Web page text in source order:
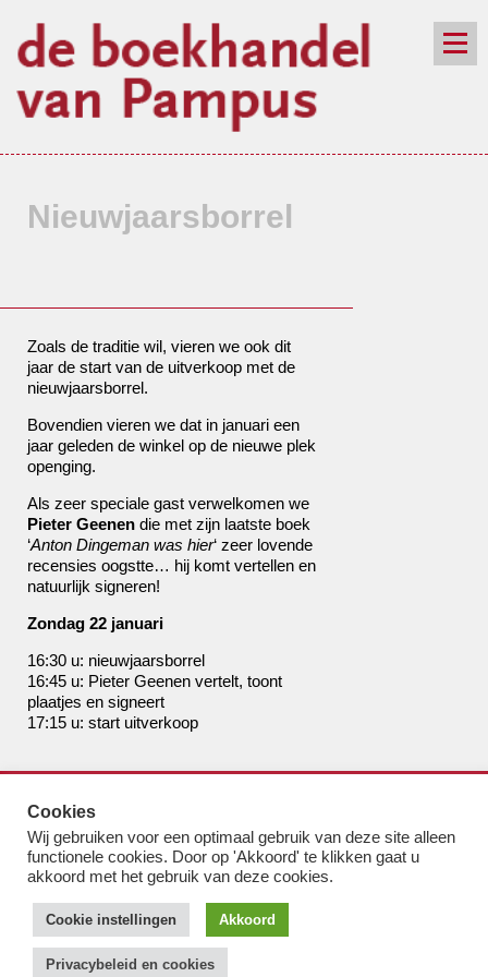
Nieuwjaarsborrel
Zoals de traditie wil, vieren we ook dit
jaar de start van de uitverkoop met de
nieuwjaarsborrel.
Bovendien vieren we dat in januari een
jaar geleden de winkel op de nieuwe plek
openging.
Als zeer speciale gast verwelkomen we
Pieter Geenen die met zijn laatste boek
‘Anton Dingeman was hier‘ zeer lovende
recensies oogstte… hij komt vertellen en
natuurlijk signeren!
Zondag 22 januari
16:30 u: nieuwjaarsborrel
16:45 u: Pieter Geenen vertelt, toont
plaatjes en signeert
17:15 u: start uitverkoop
bestel@boekhandelvanpampus.nl
van Eesterenlaan 17
1019 JK Amsterdam
u appt ons 06 1544 8310
u belt ons 020 419 3023
Algemene Voorwaarden
Cookies
Wij gebruiken voor een optimaal gebruik van deze site alleen
functionele cookies. Door op 'Akkoord' te klikken gaat u
akkoord met het gebruik van deze cookies.
Cookie instellingen Akkoord
Privacybeleid en cookies